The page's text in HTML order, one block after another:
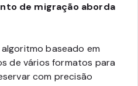
de migração aborda
baseado em
de vários formatos para
com precisão